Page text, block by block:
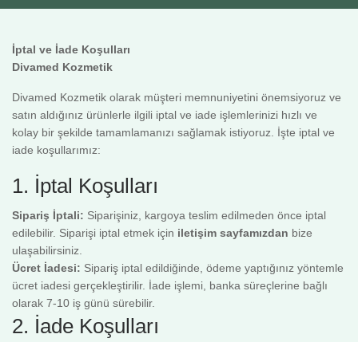
İptal ve İade Koşulları
Divamed Kozmetik
Divamed Kozmetik olarak müşteri memnuniyetini önemsiyoruz ve
satın aldığınız ürünlerle ilgili iptal ve iade işlemlerinizi hızlı ve
kolay bir şekilde tamamlamanızı sağlamak istiyoruz. İşte iptal ve
iade koşullarımız:
1. İptal Koşulları
Sipariş İptali: Siparişiniz, kargoya teslim edilmeden önce iptal
edilebilir. Siparişi iptal etmek için iletişim sayfamızdan bize
ulaşabilirsiniz.
Ücret İadesi: Sipariş iptal edildiğinde, ödeme yaptığınız yöntemle
ücret iadesi gerçekleştirilir. İade işlemi, banka süreçlerine bağlı
olarak 7-10 iş günü sürebilir.
2. İade Koşulları